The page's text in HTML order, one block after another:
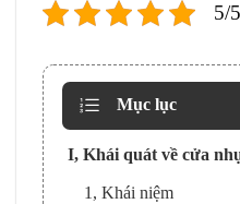
5/
Mục lục
I, Khái quát về cửa
1, Khái niệm